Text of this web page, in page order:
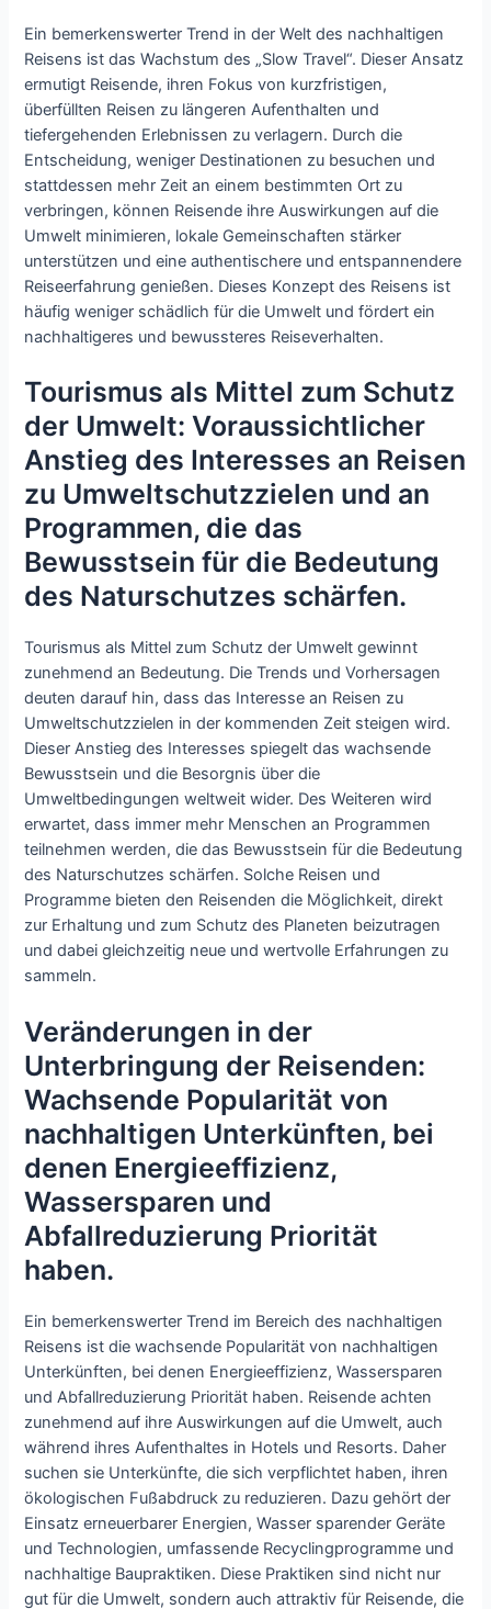
Ein bemerkenswerter Trend in der Welt des nachhaltigen
Reisens ist das Wachstum des „Slow Travel“. Dieser Ansatz
ermutigt Reisende, ihren Fokus von kurzfristigen,
überfüllten Reisen zu längeren Aufenthalten und
tiefergehenden Erlebnissen zu verlagern. Durch die
Entscheidung, weniger Destinationen zu besuchen und
stattdessen mehr Zeit an einem bestimmten Ort zu
verbringen, können Reisende ihre Auswirkungen auf die
Umwelt minimieren, lokale Gemeinschaften stärker
unterstützen und eine authentischere und entspannendere
Reiseerfahrung genießen. Dieses Konzept des Reisens ist
häufig weniger schädlich für die Umwelt und fördert ein
nachhaltigeres und bewussteres Reiseverhalten.
Tourismus als Mittel zum Schutz
der Umwelt: Voraussichtlicher
Anstieg des Interesses an Reisen
zu Umweltschutzzielen und an
Programmen, die das
Bewusstsein für die Bedeutung
des Naturschutzes schärfen.
Tourismus als Mittel zum Schutz der Umwelt gewinnt
zunehmend an Bedeutung. Die Trends und Vorhersagen
deuten darauf hin, dass das Interesse an Reisen zu
Umweltschutzzielen in der kommenden Zeit steigen wird.
Dieser Anstieg des Interesses spiegelt das wachsende
Bewusstsein und die Besorgnis über die
Umweltbedingungen weltweit wider. Des Weiteren wird
erwartet, dass immer mehr Menschen an Programmen
teilnehmen werden, die das Bewusstsein für die Bedeutung
des Naturschutzes schärfen. Solche Reisen und
Programme bieten den Reisenden die Möglichkeit, direkt
zur Erhaltung und zum Schutz des Planeten beizutragen
und dabei gleichzeitig neue und wertvolle Erfahrungen zu
sammeln.
Veränderungen in der
Unterbringung der Reisenden:
Wachsende Popularität von
nachhaltigen Unterkünften, bei
denen Energieeffizienz,
Wassersparen und
Abfallreduzierung Priorität
haben.
Ein bemerkenswerter Trend im Bereich des nachhaltigen
Reisens ist die wachsende Popularität von nachhaltigen
Unterkünften, bei denen Energieeffizienz, Wassersparen
und Abfallreduzierung Priorität haben. Reisende achten
zunehmend auf ihre Auswirkungen auf die Umwelt, auch
während ihres Aufenthaltes in Hotels und Resorts. Daher
suchen sie Unterkünfte, die sich verpflichtet haben, ihren
ökologischen Fußabdruck zu reduzieren. Dazu gehört der
Einsatz erneuerbarer Energien, Wasser sparender Geräte
und Technologien, umfassende Recyclingprogramme und
nachhaltige Baupraktiken. Diese Praktiken sind nicht nur
gut für die Umwelt, sondern auch attraktiv für Reisende, die